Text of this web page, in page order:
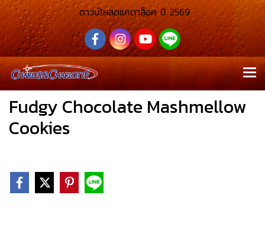
ดาวน์โหลดแคตาล็อค ปี 2569
Fudgy Chocolate Mashmellow
Cookies